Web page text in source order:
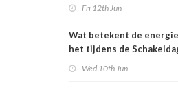
Fri 12th Jun
Wat betekent de
het tijdens de
Wed 10th Jun